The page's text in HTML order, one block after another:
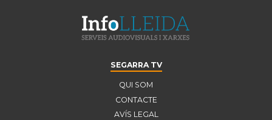
SEGARRA TV
QUI SOM
CONTACTE
AVÍS LEGAL